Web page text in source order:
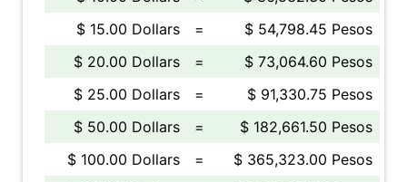
$ 15.00 Dollars
=
$ 54,798.45 Pesos
$ 20.00 Dollars
=
$ 73,064.60 Pesos
$ 25.00 Dollars
=
$ 91,330.75 Pesos
$ 50.00 Dollars
=
$ 182,661.50 Pesos
$ 100.00 Dollars
=
$ 365,323.00 Pesos